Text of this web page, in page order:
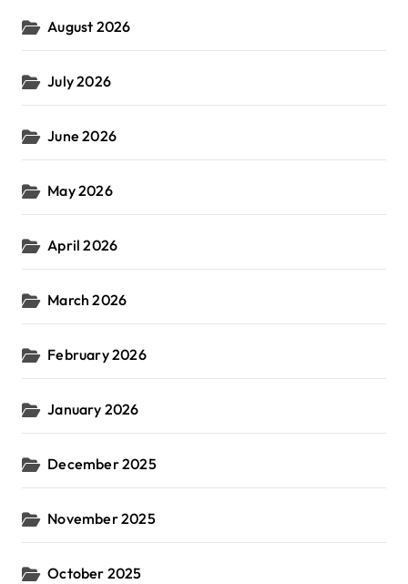
August 2026
July 2026
June 2026
May 2026
April 2026
March 2026
February 2026
January 2026
December 2025
November 2025
October 2025